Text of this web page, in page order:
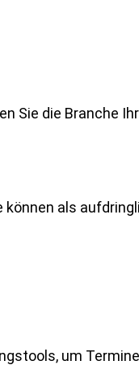
Sie die Branche
als
um